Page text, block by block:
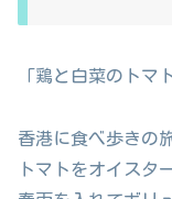
「鶏と白菜のトマ
香港に食べ歩きの
トマトをオイスタ